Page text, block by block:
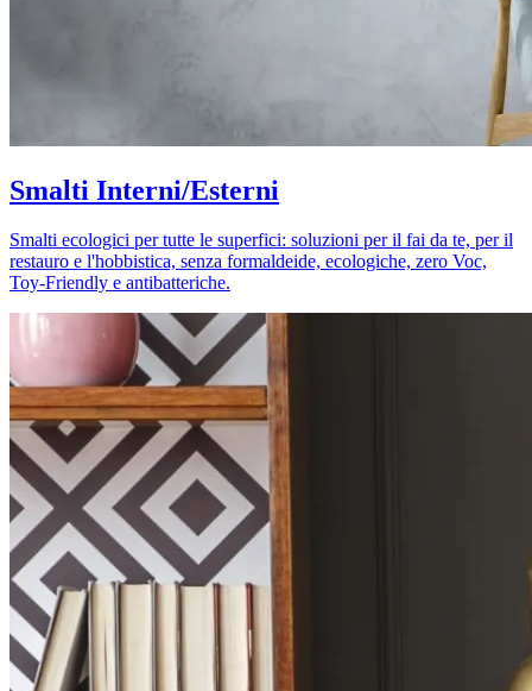
Smalti Interni/Esterni
Smalti ecologici per tutte le superfici: soluzioni per il fai da te, per il
restauro e l'hobbistica, senza formaldeide, ecologiche, zero Voc,
Toy-Friendly e antibatteriche.